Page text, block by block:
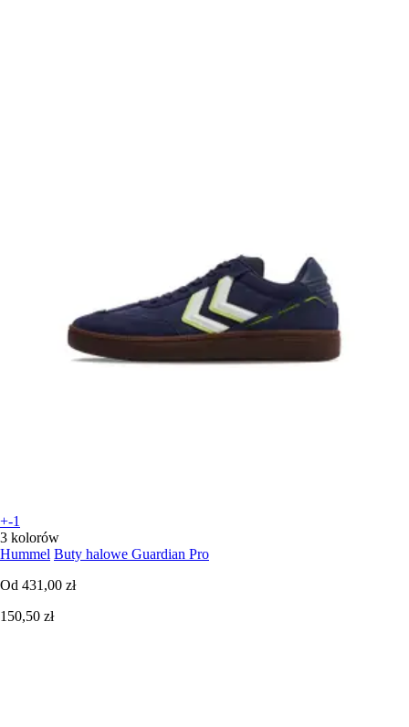
+-1
3 kolorów
Hummel Buty halowe Guardian Pro
Od 431,00 zł
150,50 zł